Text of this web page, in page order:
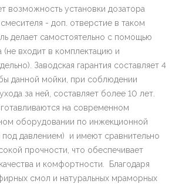
возможность установки дозатора
- доп. отверстие в таком
делает самостоятельно с помощью
входит в комплектацию и
Заводская гарантия составляет 4
данной мойки, при соблюдении
за ней, составляет более 10 лет.
на современном
оборудовании по инжекционной
под давлением) и имеют сравнительно
прочности, что обеспечивает
и комфортности. Благодаря
смол и натуральных мраморных